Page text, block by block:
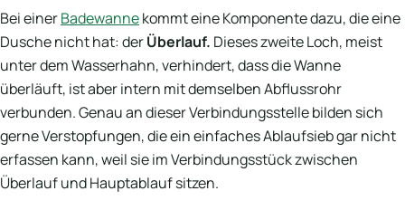
Bei einerBadewannekommt eine Komponente dazu, die eine
Dusche nicht hat: derÜberlauf. Dieses zweite Loch, meist
unter dem Wasserhahn, verhindert, dass die Wanne
überläuft, ist aber intern mit demselben Abflussrohr
verbunden. Genau an dieser Verbindungsstelle bilden sich
gerne Verstopfungen, die ein einfaches Ablaufsieb gar nicht
erfassen kann, weil sie im Verbindungsstück zwischen
Überlauf und Hauptablauf sitzen.